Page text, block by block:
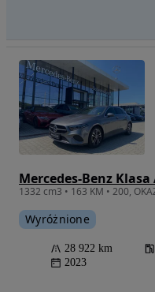
1332 cm3 • 163 KM • 200,
Wyróżnione
28 922 km
2023